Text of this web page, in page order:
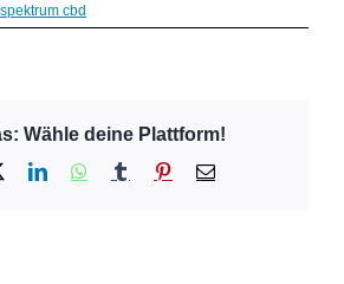
cbd
Wähle deine Plattform!
LinkedInWhatsApp
Tumblr Pinterest
E-